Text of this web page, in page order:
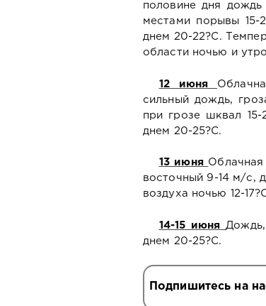
половине дня дождь
местами порывы 15-
днем 20-22?С.
области ночью и
12 июня
сильный дождь,
при грозе шквал 15-
днем 20-25?С.
13 июня Облачная
восточный 9-14 м/с,
воздуха ночью 12-
14-15 июня Дождь,
днем 20-25?С.
Подпишитесь на